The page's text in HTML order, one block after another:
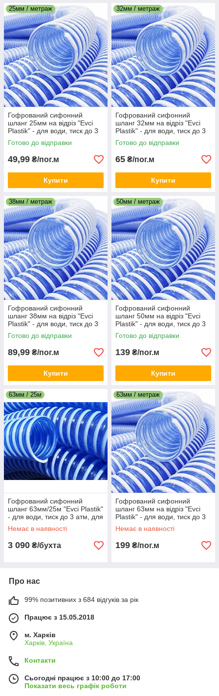
25мм / метраж
Гофрований сифонний
шланг 25мм на відріз "Evci
Plastik" - для води, тиск до 3
атм, для зливу та
перекачування
Готово до відправки
49,99 ₴/пог.м
Купити
32мм / метраж
Гофрований сифонний
шланг 32мм на відріз "Evci
Plastik" - для води, тиск до 3
атм, для зливу та
перекачування
Готово до відправки
65 ₴/пог.м
Купити
38мм / метраж
Гофрований сифонний
шланг 38мм на відріз "Evci
Plastik" - для води, тиск до 3
атм, для зливу та
перекачування
Готово до відправки
89,99 ₴/пог.м
Купити
50мм / метраж
Гофрований сифонний
шланг 50мм на відріз "Evci
Plastik" - для води, тиск до 3
атм, для зливу та
перекачування
Готово до відправки
139 ₴/пог.м
Купити
63мм / 25м
Гофрований сифонний
шланг 63мм/25м "Evci Plastik"
- для води, тиск до 3 атм, для
зливу та перекачування
Немає в наявності
3 090 ₴/бухта
63мм / метраж
Гофрований сифонний
шланг 63мм на відріз "Evci
Plastik" - для води, тиск до 3
атм, для зливу та
перекачування
Немає в наявності
199 ₴/пог.м
Про нас
99% позитивних з 684 відгуків за рік
Працює з 15.05.2018
м. Харків
Харків, Україна
Контакти
Сьогодні працює з 10:00 до 17:00
Показати весь графік роботи